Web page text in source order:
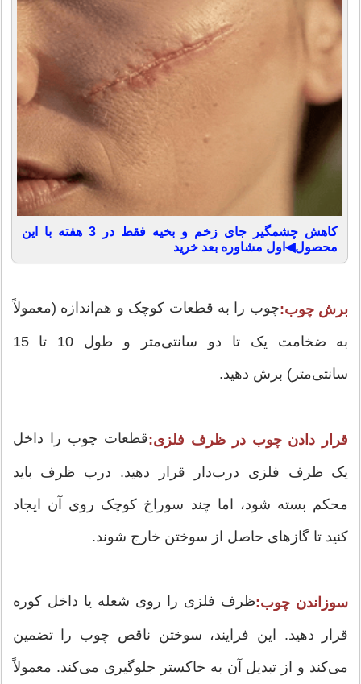
کاهش چشمگیر جای زخم و بخیه فقط در 3 هفته با این
محصول◀اول مشاوره بعد خرید
برش چوب:چوب را به قطعات کوچک و هم‌اندازه (معمولاً
به ضخامت یک تا دو سانتی‌متر و طول 10 تا 15
سانتی‌متر) برش دهید.
قرار دادن چوب در ظرف فلزی:قطعات چوب را داخل
یک ظرف فلزی درب‌دار قرار دهید. درب ظرف باید
محکم بسته شود، اما چند سوراخ کوچک روی آن ایجاد
کنید تا گازهای حاصل از سوختن خارج شوند.
سوزاندن چوب:ظرف فلزی را روی شعله یا داخل کوره
قرار دهید. این فرایند، سوختن ناقص چوب را تضمین
می‌کند و از تبدیل آن به خاکستر جلوگیری می‌کند. معمولاً